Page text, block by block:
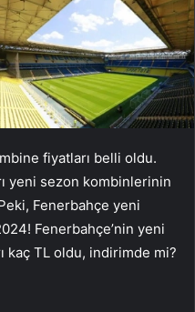
fiyatları belli oldu.
yeni sezon kombinlerinin
Fenerbahçe yeni
Fenerbahçe’nin yeni
kaç TL oldu, indirimde mi?